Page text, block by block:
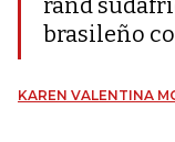
rand
brasileño
KAREN VALENTINA